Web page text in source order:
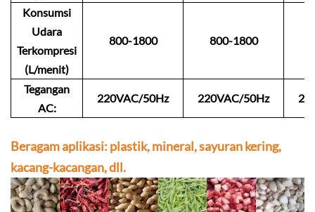
Konsumsi
Udara
Terkompresi
(L/menit)
800-1800 800-1800
Tegangan
AC:
220VAC/50Hz 220VAC/50Hz
Beragam aplikasi: plastik, mineral, sayuran kering,
kacang-kacangan, dll.